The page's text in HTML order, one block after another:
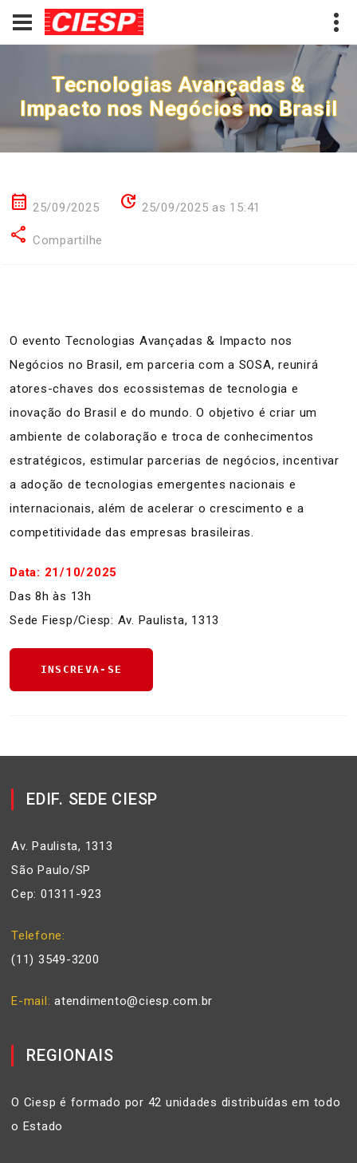
Tecnologias Avançadas &
Impacto nos Negócios no Brasil
calendar_month 25/09/2025 update 25/09/2025 as 15:41
share Compartilhe
O evento Tecnologias Avançadas & Impacto nos
Negócios no Brasil, em parceria com a SOSA, reunirá
atores-chaves dos ecossistemas de tecnologia e
inovação do Brasil e do mundo. O objetivo é criar um
ambiente de colaboração e troca de conhecimentos
estratégicos, estimular parcerias de negócios, incentivar
a adoção de tecnologias emergentes nacionais e
internacionais, além de acelerar o crescimento e a
competitividade das empresas brasileiras.
Data: 21/10/2025
Das 8h às 13h
Sede Fiesp/Ciesp: Av. Paulista, 1313
INSCREVA-SE
EDIF. SEDE CIESP
Av. Paulista, 1313
São Paulo/SP
Cep: 01311-923
Telefone
(11) 3549-3200
E-mail atendimento@ciesp.com.br
REGIONAIS
O Ciesp é formado por 42 unidades distribuídas em todo
o Estado